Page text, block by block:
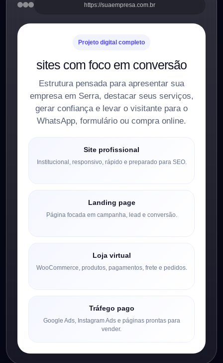
https://suaempresa.com.br
Projeto digital completo
sites com foco em conversão
Estrutura pensada para apresentar sua
empresa em Serra, destacar seus serviços,
gerar confiança e levar o visitante para o
WhatsApp, formulário ou compra online.
Site profissional
Institucional, responsivo, rápido e preparado para SEO.
Landing page
Página focada em campanha, lead e conversão.
Loja virtual
WooCommerce, produtos, pagamentos, frete e pedidos.
Tráfego pago
Google Ads, Instagram Ads e páginas prontas para
vender.